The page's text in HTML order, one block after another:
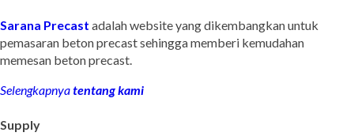
Sarana Precast adalah website yang dikembangkan untuk
pemasaran beton precast sehingga memberi kemudahan
memesan beton precast.
Selengkapnyatentang kami
Supply